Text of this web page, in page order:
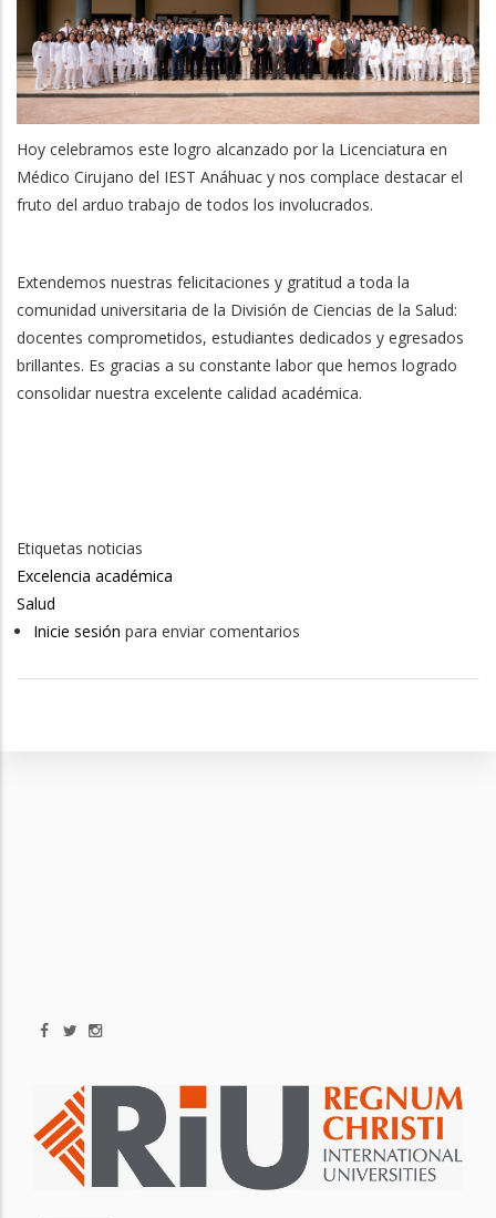
Hoy celebramos este logro alcanzado por la Licenciatura en
Médico Cirujano del IEST Anáhuac y nos complace destacar el
fruto del arduo trabajo de todos los involucrados.
Extendemos nuestras felicitaciones y gratitud a toda la
comunidad universitaria de la División de Ciencias de la Salud:
docentes comprometidos, estudiantes dedicados y egresados
brillantes. Es gracias a su constante labor que hemos logrado
consolidar nuestra excelente calidad académica.
Etiquetas noticias
Excelencia académica
Salud
Inicie sesión para enviar comentarios